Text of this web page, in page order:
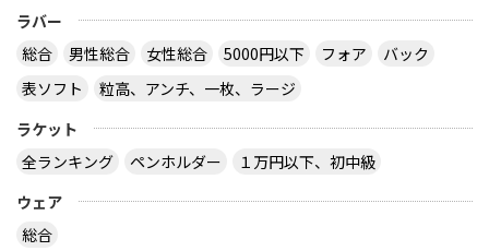
ラバー
総合
男性総合 女性総合 5000円以下 フォア
バック
表ソフト
粒高、アンチ、一枚、ラージ
ラケット
全ランキング
ペンホルダー
１万円以下、初中級
ウェア
総合